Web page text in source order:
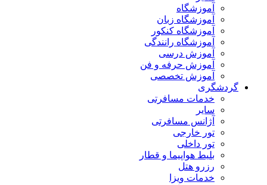
آموزشگاه
آموزشگاه زبان
آموزشگاه کنکور
آموزشگاه رانندگی
آموزش درسی
آموزش حرفه و فن
آموزش تخصصی
گردشگری
خدمات مسافرتی
سایر
آژانس مسافرتی
تور خارجی
تور داخلی
بلیط هواپیما و قطار
رزرو هتل
خدمات ویزا